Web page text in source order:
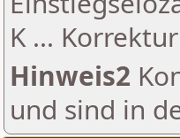
K ...
Hinweis2
und sind in